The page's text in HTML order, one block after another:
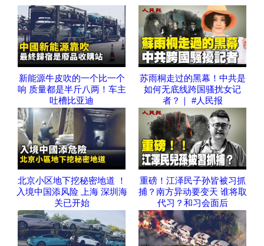
新能源牛皮吹的一个比一个
响 质量都是半斤八两！车主
吐槽比亚迪
苏雨桐走过的黑幕！中共是
如何无底线跨国骚扰女记
者？｜ #人民报
北京小区地下挖秘密地道 ！
入境中国添风险 上海 深圳海
关已开始
重磅！江泽民子孙皆被习抓
捕？南方异动要变天 谁将取
代习？和习会面后